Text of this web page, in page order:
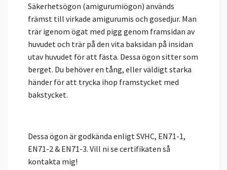
Säkerhetsögon (amigurumiögon) används
främst till virkade amigurumis och gosedjur. Man
trär igenom ögat med pigg genom framsidan av
huvudet och trär på den vita baksidan på insidan
utav huvudet för att fästa. Dessa ögon sitter som
berget. Du behöver en tång, eller väldigt starka
händer för att trycka ihop framstycket med
bakstycket.
Dessa ögon är godkända enligt SVHC, EN71-1,
EN71-2 & EN71-3. Vill ni se certifikaten så
kontakta mig!